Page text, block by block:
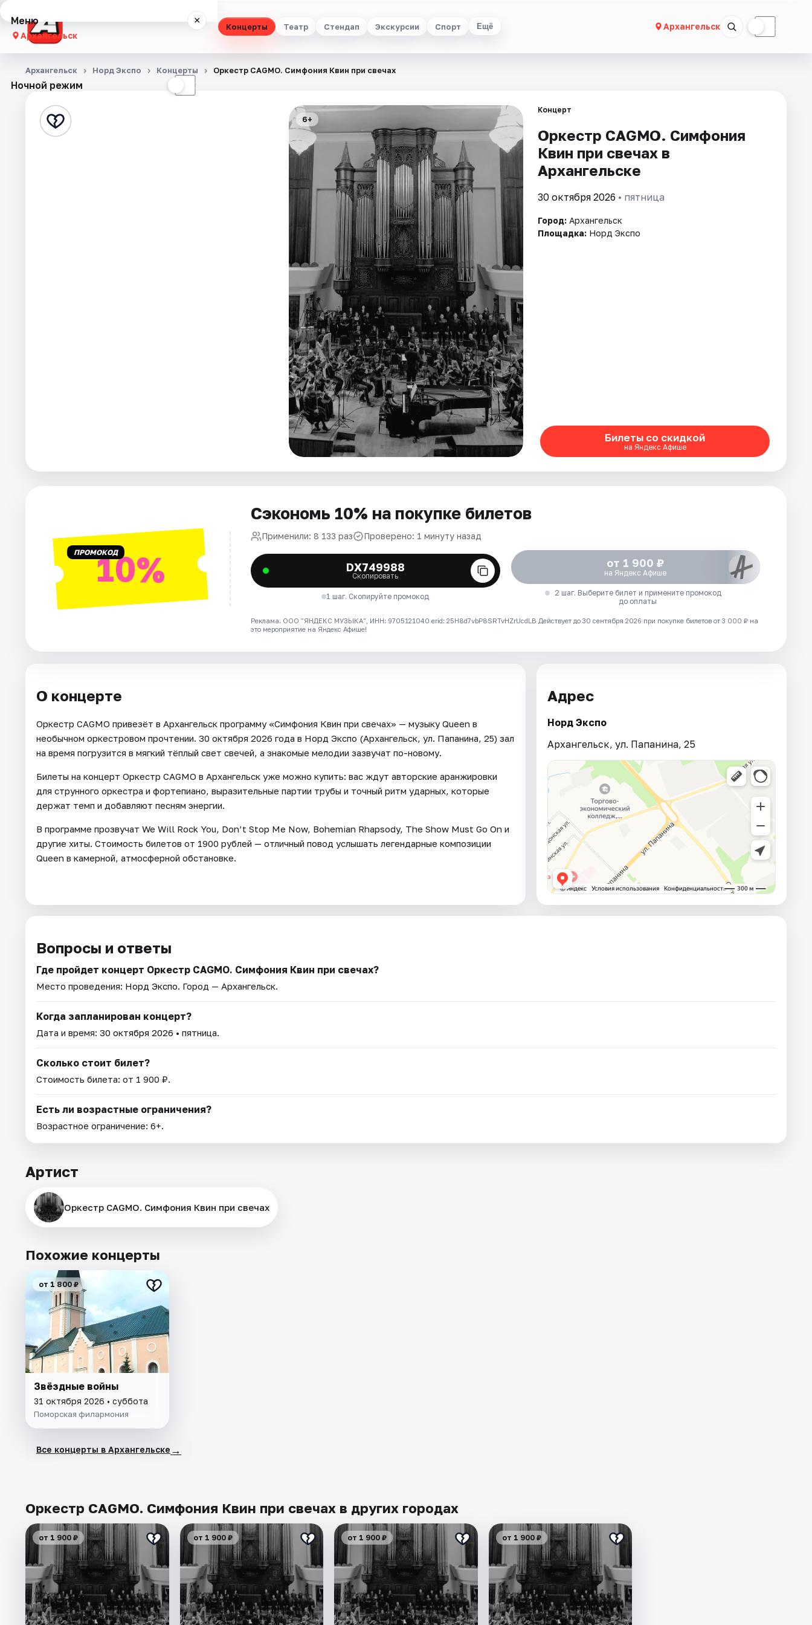
Концерты Театр Стендап Экскурсии Спорт Ещё Архангельск ☾
Меню ×
Архангельск
Концерты
Стендап
Ночной режим ☾
Архангельск Норд Экспо Концерты Оркестр CAGMO. Симфония Квин при свечах
6+
Концерт
Оркестр CAGMO. Симфония
Квин при свечах в
Архангельске
30 октября 2026 • пятница
Город: Архангельск
Площадка: Норд Экспо
Билеты со скидкой
на Яндекс Афише
ПРОМОКОД10%
Сэкономь 10% на покупке билетов
Применили: 8 133 раз Проверено: 1 минуту назад
DX749988
Скопировать
1 шаг. Скопируйте промокод
от 1 900 ₽
на Яндекс Афише
2 шаг. Выберите билет и примените промокод
до оплаты
Реклама. ООО "ЯНДЕКС МУЗЫКА", ИНН: 9705121040 erid: 25H8d7vbP8SRTvHZrUcdLB Действует до 30 сентября 2026 при покупке билетов от 3 000 ₽ на
это мероприятие на Яндекс Афише!
О концерте
Оркестр CAGMO привезёт в Архангельск программу «Симфония Квин при свечах» — музыку Queen в
необычном оркестровом прочтении. 30 октября 2026 года в Норд Экспо (Архангельск, ул. Папанина, 25) зал
на время погрузится в мягкий тёплый свет свечей, а знакомые мелодии зазвучат по-новому.
Билеты на концерт Оркестр CAGMO в Архангельск уже можно купить: вас ждут авторские аранжировки
для струнного оркестра и фортепиано, выразительные партии трубы и точный ритм ударных, которые
держат темп и добавляют песням энергии.
В программе прозвучат We Will Rock You, Don’t Stop Me Now, Bohemian Rhapsody, The Show Must Go On и
другие хиты. Стоимость билетов от 1900 рублей — отличный повод услышать легендарные композиции
Queen в камерной, атмосферной обстановке.
Адрес
Норд Экспо
Архангельск, ул. Папанина, 25
Вопросы и ответы
Где пройдет концерт Оркестр CAGMO. Симфония Квин при свечах?
Место проведения: Норд Экспо. Город — Архангельск.
Когда запланирован концерт?
Дата и время: 30 октября 2026 • пятница.
Сколько стоит билет?
Стоимость билета: от 1 900 ₽.
Есть ли возрастные ограничения?
Возрастное ограничение: 6+.
Артист
Оркестр CAGMO. Симфония Квин при свечах
Похожие концерты
от 1 800 ₽
Звёздные войны
31 октября 2026 • суббота
Поморская филармония
Все концерты в Архангельске →
Оркестр CAGMO. Симфония Квин при свечах в других городах
от 1 900 ₽ от 1 900 ₽ от 1 900 ₽ от 1 900 ₽